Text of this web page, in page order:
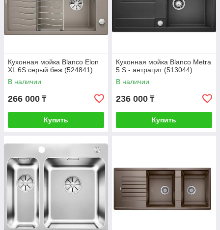
Кухонная мойка Blanco Elon
XL 6S серый беж (524841)
В наличии
266 000 ₸
Купить
Кухонная мойка Blanco Metra
5 S - антрацит (513044)
В наличии
236 000 ₸
Купить